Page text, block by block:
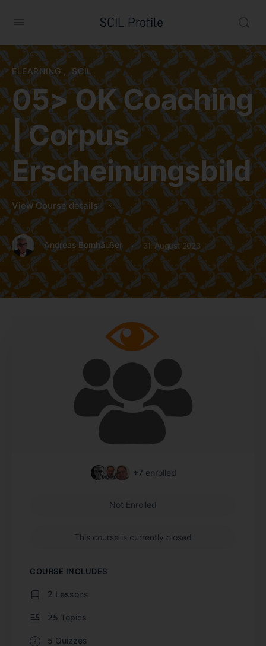
SCIL Profile
ELEARNING SCIL
05> OK Coaching
| Corpus
Erscheinungsbild
View Course details
Andreas Bornhäußer · 31. August 2023
+7 enrolled
Not Enrolled
This course is currently closed
COURSE INCLUDES
2 Lessons
25 Topics
5 Quizzes